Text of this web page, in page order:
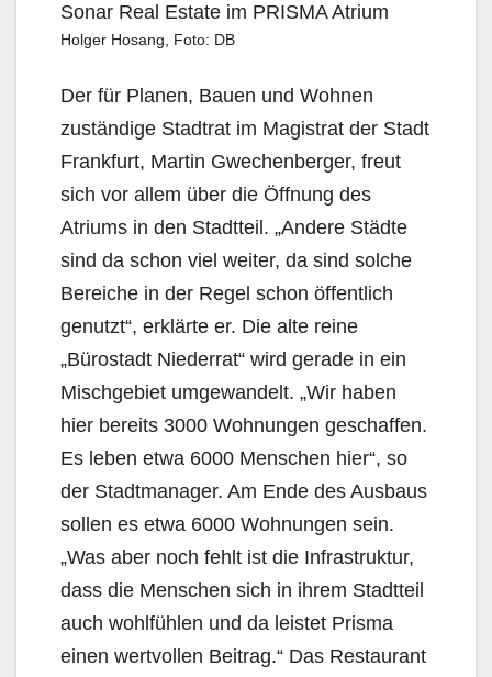
Holger Hosang, Foto: DB
Der für Planen, Bauen und Wohnen
zuständige Stadtrat im Magistrat der Stadt
Frankfurt, Martin Gwechenberger, freut
sich vor allem über die Öffnung des
Atriums in den Stadtteil. „Andere Städte
sind da schon viel weiter, da sind solche
Bereiche in der Regel schon öffentlich
genutzt“, erklärte er. Die alte reine
„Bürostadt Niederrat“ wird gerade in ein
Mischgebiet umgewandelt. „Wir haben
hier bereits 3000 Wohnungen geschaffen.
Es leben etwa 6000 Menschen hier“, so
der Stadtmanager. Am Ende des Ausbaus
sollen es etwa 6000 Wohnungen sein.
„Was aber noch fehlt ist die Infrastruktur,
dass die Menschen sich in ihrem Stadtteil
auch wohlfühlen und da leistet Prisma
einen wertvollen Beitrag.“ Das Restaurant